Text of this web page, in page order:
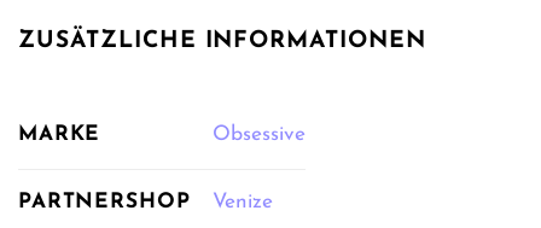
ZUSÄTZLICHE INFORMATIONEN
MARKE Obsessive
PARTNERSHOP Venize